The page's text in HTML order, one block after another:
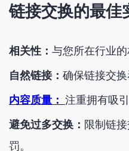
链接交换的最佳
相关性： 与您所在行业的
自然链接： 确保链接交换
内容质量： 注重拥有吸
避免过多交换： 限制链
罚。